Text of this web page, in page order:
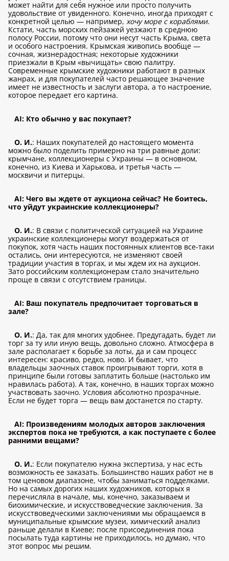
может найти для себя нужное или просто получить
удовольствие от увиденного. Конечно, иногда приходят с
конкретной целью — например, хочу море с кораблями.
Кстати, часть морских пейзажей уезжают в среднюю
полосу России, потому что они несут часть Крыма, света
и особого настроения. Крымская живопись вообще —
сочная, жизнерадостная; некоторые художники
приезжали в Крым «вычищать» свою палитру.
Современные крымские художники работают в разных
жанрах, и для покупателей часто решающее значение
имеет не известность и заслуги автора, а то настроение,
которое передает его картина.
AI: Кто обычно у вас покупает?
О. И.: Наших покупателей до настоящего момента
можно было поделить примерно на три равные доли:
крымчане, коллекционеры с Украины — в основном,
конечно, из Киева и Харькова, и третья часть —
москвичи и питерцы.
AI: Чего вы ждете от аукциона сейчас? Не боитесь,
что уйдут украинские коллекционеры?
О. И.: В связи с политической ситуацией на Украине
украинские коллекционеры могут воздержаться от
покупок, хотя часть наших постоянных клиентов все-таки
остались, они интересуются, не изменяют своей
традиции участия в торгах, и мы ждем их на аукцион.
Зато российским коллекционерам стало значительно
проще в связи с отсутствием границы.
AI: Ваш покупатель предпочитает торговаться в
зале?
О. И.: Да, так для многих удобнее. Предугадать, будет ли
торг за ту или иную вещь, довольно сложно. Атмосфера в
зале располагает к борьбе за лоты, да и сам процесс
интересен: красиво, редко, ново. И бывает, что
владельцы заочных ставок проигрывают торги, хотя в
принципе были готовы заплатить больше (настолько им
нравилась работа). А так, конечно, в наших торгах можно
участвовать заочно. Условия абсолютно прозрачные.
Если не будет торга — вещь вам достанется по старту.
AI: Произведениям молодых авторов заключения
экспертов пока не требуются, а как поступаете с более
ранними вещами?
О. И.: Если покупателю нужна экспертиза, у нас есть
возможность ее заказать. Большинство наших работ не в
том ценовом диапазоне, чтобы заниматься подделками.
Но на самых дорогих наших художников, которых я
перечисляла в начале, мы, конечно, заказываем и
биохимические, и искусствоведческие заключения. За
искусствоведческими заключениями мы обращаемся в
муниципальные крымские музеи, химический анализ
раньше делали в Киеве; после присоединения пока
посылать туда картины не приходилось, но думаю, что
этот вопрос мы решим.